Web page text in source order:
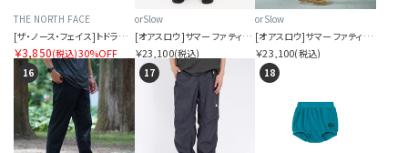
THE NORTH FACE
[ザ・ノース・フェイス]トドラー バーサタイルショート
￥3,850(税込)30%OFF
orSlow
[オアスロウ]サマー ファティーグ ショーツ グリーン
￥23,100(税込)
orSlow
[オアスロウ]サマー ファティーグ ショーツ ブラック
￥23,100(税込)
16
17 18